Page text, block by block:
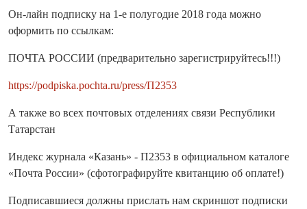
Он-лайн подписку на 1-е полугодие 2018 года можно
оформить по ссылкам:
ПОЧТА РОССИИ (предварительно зарегистрируйтесь!!!)
https://podpiska.pochta.ru/press/П2353
А также во всех почтовых отделениях связи Республики
Татарстан
Индекс журнала «Казань» - П2353 в официальном каталоге
«Почта России» (сфотографируйте квитанцию об оплате!)
Подписавшиеся должны прислать нам скриншот подписки